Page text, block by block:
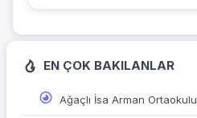
EN ÇOK BAKILANLAR
Ağaçlı İsa Arman Ortaokulu